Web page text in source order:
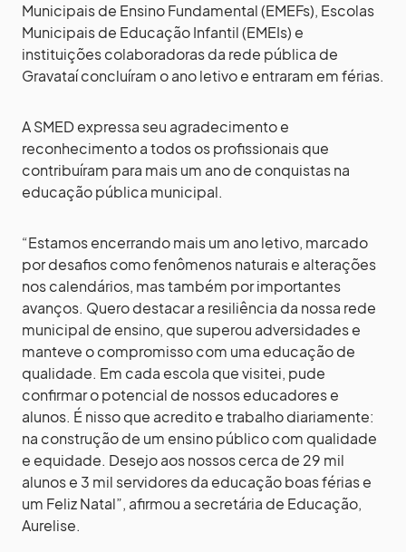
Municipais de Ensino Fundamental (EMEFs), Escolas
Municipais de Educação Infantil (EMEIs) e
instituições colaboradoras da rede pública de
Gravataí concluíram o ano letivo e entraram em férias.
A SMED expressa seu agradecimento e
reconhecimento a todos os profissionais que
contribuíram para mais um ano de conquistas na
educação pública municipal.
“Estamos encerrando mais um ano letivo, marcado
por desafios como fenômenos naturais e alterações
nos calendários, mas também por importantes
avanços. Quero destacar a resiliência da nossa rede
municipal de ensino, que superou adversidades e
manteve o compromisso com uma educação de
qualidade. Em cada escola que visitei, pude
confirmar o potencial de nossos educadores e
alunos. É nisso que acredito e trabalho diariamente:
na construção de um ensino público com qualidade
e equidade. Desejo aos nossos cerca de 29 mil
alunos e 3 mil servidores da educação boas férias e
um Feliz Natal”, afirmou a secretária de Educação,
Aurelise.